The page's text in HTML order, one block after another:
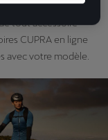
faire appel à un
tout accessoire
CUPRA en ligne
avec votre modèle.